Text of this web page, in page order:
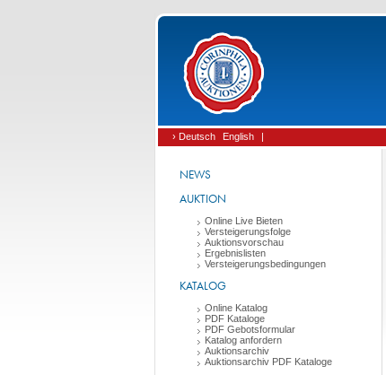
› Deutsch English |
NEWS
AUKTION
Online Live Bieten
Versteigerungsfolge
Auktionsvorschau
Ergebnislisten
Versteigerungsbedingungen
KATALOG
Online Katalog
PDF Kataloge
PDF Gebotsformular
Katalog anfordern
Auktionsarchiv
Auktionsarchiv PDF Kataloge